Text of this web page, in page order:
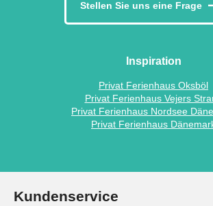
Stellen Sie uns eine Frage
Inspiration
Privat Ferienhaus Oksböl
Privat Ferienhaus Vejers
Privat Ferienhaus Nordsee
Privat Ferienhaus
Kundenservice